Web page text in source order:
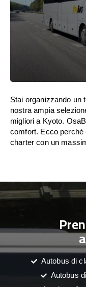
Stai organizzando un
nostra ampia
migliori a Kyoto.
comfort. Ecco perché
charter con un
Autobus di
Autobus